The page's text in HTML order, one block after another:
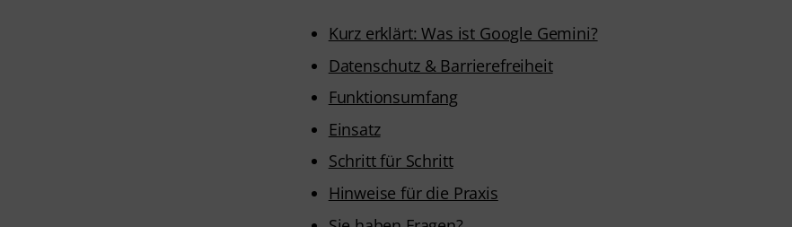
Kurz erklärt: Was ist Google Gemini?
Datenschutz & Barrierefreiheit
Funktionsumfang
Einsatz
Schritt für Schritt
Hinweise für die Praxis